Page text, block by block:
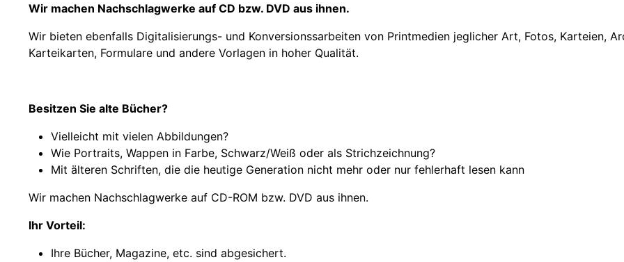
Wir machen Nachschlagwerke auf CD bzw. DVD aus ihnen.
Wir bieten ebenfalls Digitalisierungs- und Konversionssarbeiten von Printmedien jeglicher Art, Fotos, Karteien,
Karteikarten, Formulare und andere Vorlagen in hoher Qualität.
Besitzen Sie alte Bücher?
Vielleicht mit vielen Abbildungen?
Wie Portraits, Wappen in Farbe, Schwarz/Weiß oder als Strichzeichnung?
Mit älteren Schriften, die die heutige Generation nicht mehr oder nur fehlerhaft lesen kann
Wir machen Nachschlagwerke auf CD-ROM bzw. DVD aus ihnen.
Ihr Vorteil:
Ihre Bücher, Magazine, etc. sind abgesichert.